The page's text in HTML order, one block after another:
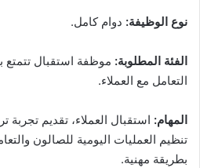
نوع الوظيفة: دوام كامل.
الفئة المطلوبة: موظفة استقبال تتمتع
التعامل مع العملاء.
المهام: استقبال العملاء، تقديم
تنظيم العمليات اليومية للصالون
بطريقة مهنية.